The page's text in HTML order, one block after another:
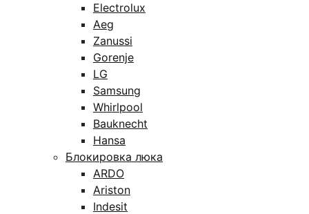
Electrolux
Aeg
Zanussi
Gorenje
LG
Samsung
Whirlpool
Bauknecht
Hansa
Блокировка люка
ARDO
Ariston
Indesit